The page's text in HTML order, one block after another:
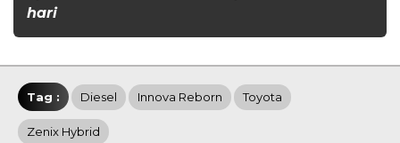
hari
Tag : Diesel Innova Reborn Toyota
Zenix Hybrid